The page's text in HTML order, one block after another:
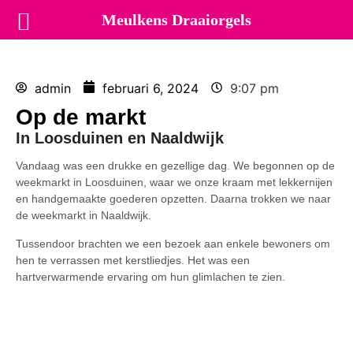
admin februari 6, 2024 9:07 pm
Op de markt
In Loosduinen en Naaldwijk
Vandaag was een drukke en gezellige dag. We begonnen op de
weekmarkt in Loosduinen, waar we onze kraam met lekkernijen
en handgemaakte goederen opzetten. Daarna trokken we naar
de weekmarkt in Naaldwijk.
Tussendoor brachten we een bezoek aan enkele bewoners om
hen te verrassen met kerstliedjes. Het was een
hartverwarmende ervaring om hun glimlachen te zien.
Meulkens Draaiorgels